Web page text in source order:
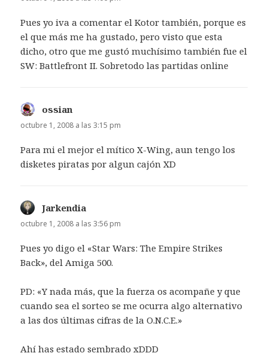
Pues yo iva a comentar el Kotor también, porque es
el que más me ha gustado, pero visto que esta
dicho, otro que me gustó muchísimo también fue el
SW: Battlefront II. Sobretodo las partidas online
ossian
octubre 1, 2008 a las 3:15 pm
Para mi el mejor el mítico X-Wing, aun tengo los
disketes piratas por algun cajón XD
Jarkendia
octubre 1, 2008 a las 3:56 pm
Pues yo digo el «Star Wars: The Empire Strikes
Back», del Amiga 500.
PD: «Y nada más, que la fuerza os acompañe y que
cuando sea el sorteo se me ocurra algo alternativo
a las dos últimas cifras de la O.N.C.E.»
Ahí has estado sembrado xDDD